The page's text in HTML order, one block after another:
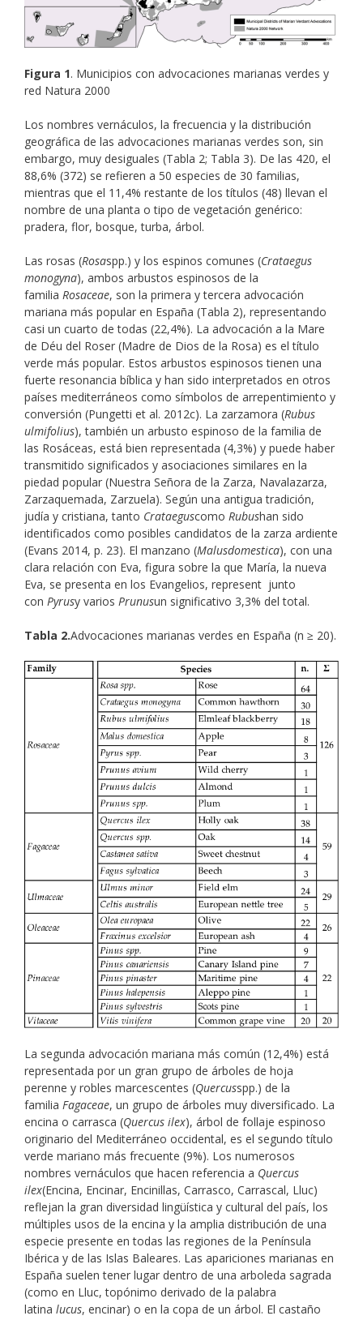
Figura 1. Municipios con advocaciones marianas verdes y
red Natura 2000
Los nombres vernáculos, la frecuencia y la distribución
geográfica de las advocaciones marianas verdes son, sin
embargo, muy desiguales (Tabla 2; Tabla 3). De las 420, el
88,6% (372) se refieren a 50 especies de 30 familias,
mientras que el 11,4% restante de los títulos (48) llevan el
nombre de una planta o tipo de vegetación genérico:
pradera, flor, bosque, turba, árbol.
Las rosas (Rosaspp.) y los espinos comunes (Crataegus
monogyna), ambos arbustos espinosos de la
familia Rosaceae, son la primera y tercera advocación
mariana más popular en España (Tabla 2), representando
casi un cuarto de todas (22,4%). La advocación a la Mare
de Déu del Roser (Madre de Dios de la Rosa) es el título
verde más popular. Estos arbustos espinosos tienen una
fuerte resonancia bíblica y han sido interpretados en otros
países mediterráneos como símbolos de arrepentimiento y
conversión (Pungetti et al. 2012c). La zarzamora (Rubus
ulmifolius), también un arbusto espinoso de la familia de
las Rosáceas, está bien representada (4,3%) y puede haber
transmitido significados y asociaciones similares en la
piedad popular (Nuestra Señora de la Zarza, Navalazarza,
Zarzaquemada, Zarzuela). Según una antigua tradición,
judía y cristiana, tanto Crataeguscomo Rubushan sido
identificados como posibles candidatos de la zarza ardiente
(Evans 2014, p. 23). El manzano (Malusdomestica), con una
clara relación con Eva, figura sobre la que María, la nueva
Eva, se presenta en los Evangelios, represent junto
con Pyrusy varios Prunusun significativo 3,3% del total.
Tabla 2.Advocaciones marianas verdes en España (n ≥ 20).
La segunda advocación mariana más común (12,4%) está
representada por un gran grupo de árboles de hoja
perenne y robles marcescentes (Quercusspp.) de la
familia Fagaceae, un grupo de árboles muy diversificado. La
encina o carrasca (Quercus ilex), árbol de follaje espinoso
originario del Mediterráneo occidental, es el segundo título
verde mariano más frecuente (9%). Los numerosos
nombres vernáculos que hacen referencia a Quercus
ilex(Encina, Encinar, Encinillas, Carrasco, Carrascal, Lluc)
reflejan la gran diversidad lingüística y cultural del país, los
múltiples usos de la encina y la amplia distribución de una
especie presente en todas las regiones de la Península
Ibérica y de las Islas Baleares. Las apariciones marianas en
España suelen tener lugar dentro de una arboleda sagrada
(como en Lluc, topónimo derivado de la palabra
latina lucus, encinar) o en la copa de un árbol. El castaño